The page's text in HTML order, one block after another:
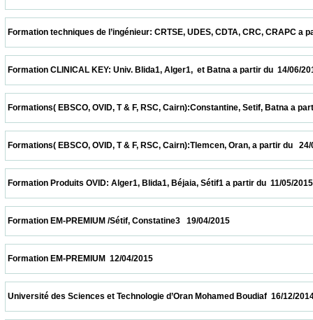
Formation techniques de l’ingénieur: CRTSE, UDES, CDTA, CRC,
Formation CLINICAL KEY: Univ. Blida1, Alger1,  et Batna a partir
Formations( EBSCO, OVID, T & F, RSC, Cairn):Constantine, Setif,
Formations( EBSCO, OVID, T & F, RSC, Cairn):Tlemcen, Oran, a
Formation Produits OVID: Alger1, Blida1, Béjaia, Sétif1 a partir
Formation EM-PREMIUM /Sétif, Constatine3   19/04/2015
Formation EM-PREMIUM  12/04/2015
Université des Sciences et Technologie d’Oran Mohamed